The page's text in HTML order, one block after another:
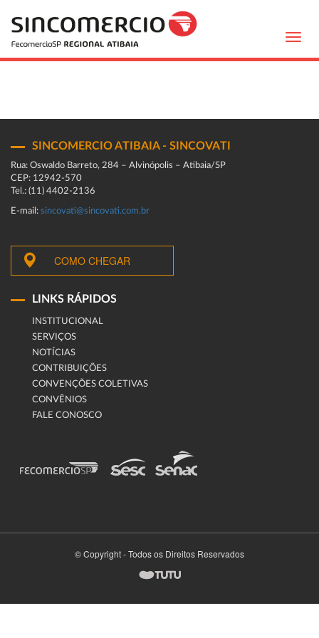
SINCOMERCIO ATIBAIA - SINCOVATI
Rua: Oswaldo Barreto, 284 – Alvinópolis – Atibaia/SP
CEP: 12942-570
Tel.: (11) 4402-2136
E-mail: sincovati@sincovati.com.br
COMO CHEGAR
LINKS RÁPIDOS
INSTITUCIONAL
SERVIÇOS
NOTÍCIAS
CONTRIBUIÇÕES
CONVENÇÕES COLETIVAS
CONVÊNIOS
FALE CONOSCO
© Copyright - Todos os Direitos Reservados